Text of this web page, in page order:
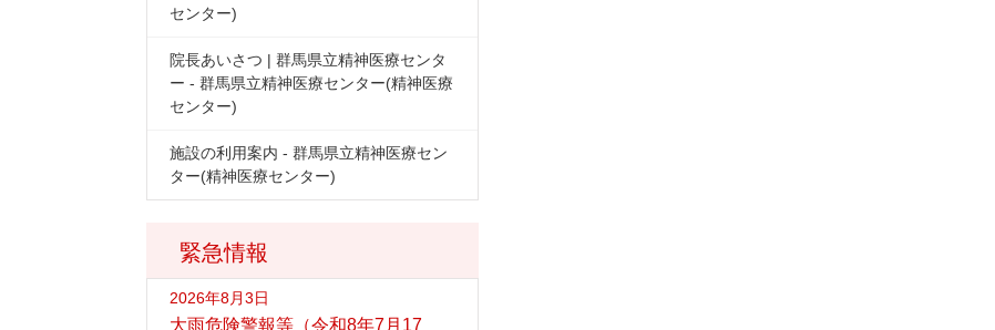
緊急情報
2026年8月3日
大雨危険警報等（令和8年7月17
センター)
院長あいさつ | 群馬県立精神医療センタ
ー - 群馬県立精神医療センター(精神医療
センター)
施設の利用案内 - 群馬県立精神医療セン
ター(精神医療センター)